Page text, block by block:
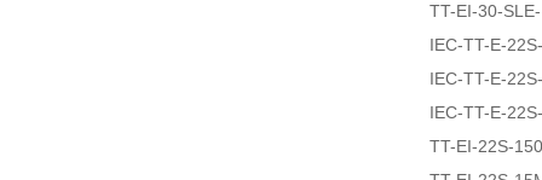
TT-EI-30-
IEC-TT-E-
IEC-TT-E-
IEC-TT-E-
TT-EI-22S-